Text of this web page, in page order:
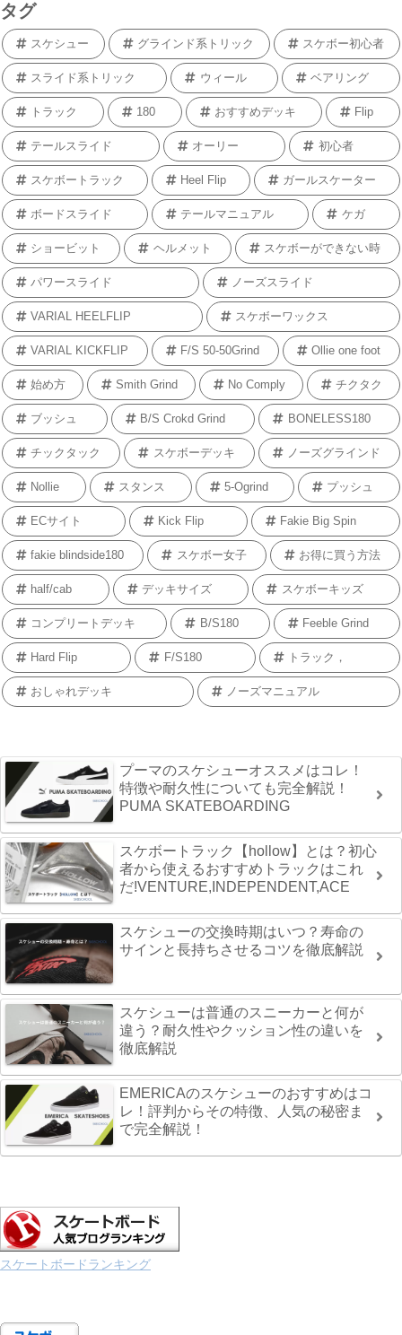
タグ
スケシュー グラインド系トリック スケボー初心者
スライド系トリック ウィール ベアリング
トラック 180 おすすめデッキ Flip
テールスライド オーリー 初心者
スケボートラック Heel Flip ガールスケーター
ボードスライド テールマニュアル ケガ
ショービット ヘルメット スケボーができない時
パワースライド ノーズスライド
VARIAL HEELFLIP スケボーワックス
VARIAL KICKFLIP F/S 50-50Grind Ollie one foot
始め方 Smith Grind No Comply チクタク
ブッシュ B/S Crokd Grind BONELESS180
チックタック スケボーデッキ ノーズグラインド
Nollie スタンス 5-Ogrind プッシュ
ECサイト Kick Flip Fakie Big Spin
fakie blindside180 スケボー女子 お得に買う方法
half/cab デッキサイズ スケボーキッズ
コンプリートデッキ B/S180 Feeble Grind
Hard Flip F/S180 トラック，
おしゃれデッキ ノーズマニュアル
プーマのスケシューオススメはコレ！
特徴や耐久性についても完全解説！
PUMA SKATEBOARDING
スケボートラック【hollow】とは？初心
者から使えるおすすめトラックはこれ
だ!VENTURE,INDEPENDENT,ACE
スケシューの交換時期はいつ？寿命の
サインと長持ちさせるコツを徹底解説
スケシューは普通のスニーカーと何が
違う？耐久性やクッション性の違いを
徹底解説
EMERICAのスケシューのおすすめはコ
レ！評判からその特徴、人気の秘密ま
で完全解説！
スケートボードランキング